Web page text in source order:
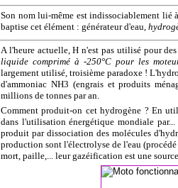
Son nom lui-même est indissociablement
baptise cet élément : générateur d'eau,
A l'heure actuelle, H n'est pas utilisé pour
liquide comprimé à -250°C pour les
largement utilisé, troisième paradoxe !
d'ammoniac NH3 (engrais et produits
millions de tonnes par an.
Comment produit-on cet hydrogène ? En
dans l'utilisation énergétique mondiale
produit par dissociation des molécules
production sont l'électrolyse de l'eau
mort, paille,... leur gazéification est une